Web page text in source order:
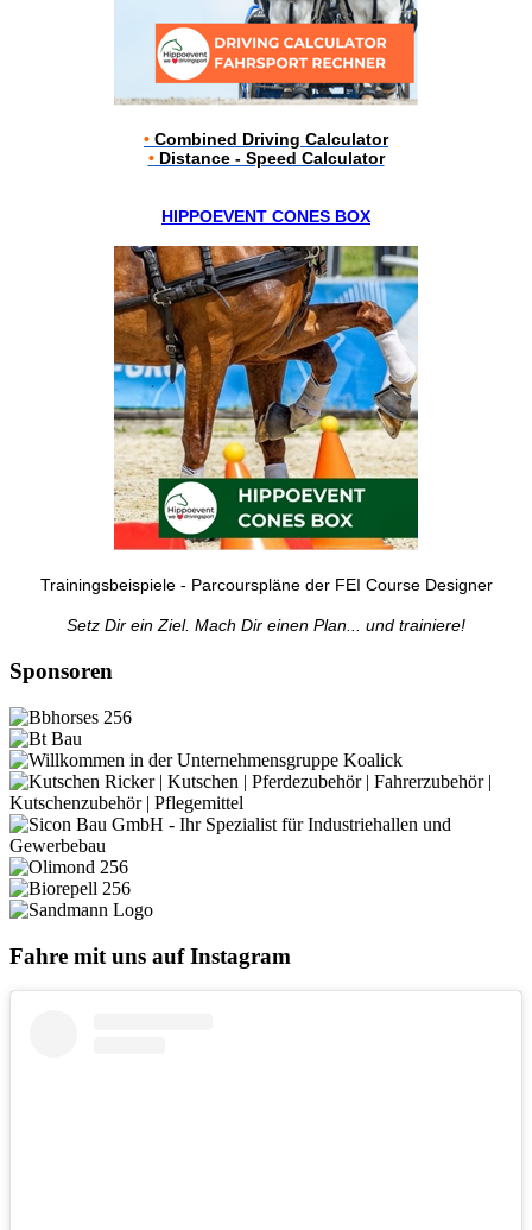
• Combined Driving Calculator
•Distance - Speed Calculator
HIPPOEVENT CONES BOX
Trainingsbeispiele - Parcourspläne der FEI Course Designer
Setz Dir ein Ziel. Mach Dir einen Plan... und trainiere!
Sponsoren
Fahre mit uns auf Instagram